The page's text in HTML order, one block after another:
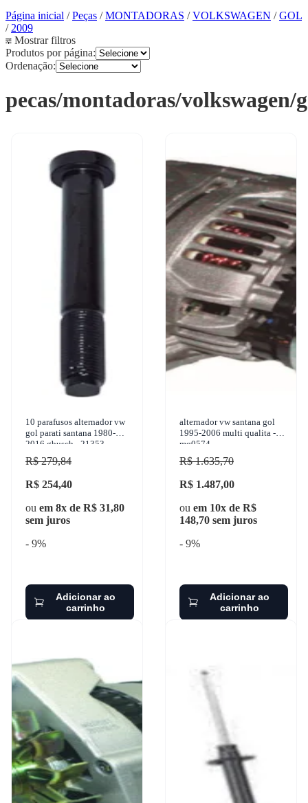
Página inicial /Peças /MONTADORAS /VOLKSWAGEN /GOL
/ 2009
Mostrar filtros
Produtos por página:
Ordenação:
pecas/montadoras/volkswagen/
10 parafusos alternador vw
gol parati santana 1980-
2016 gbusch - 21353
R$ 279,84
R$ 254,40
ou em 8x de R$ 31,80
sem juros
- 9%
Adicionar ao
carrinho
alternador vw santana gol
1995-2006 multi qualita -
mq0574
R$ 1.635,70
R$ 1.487,00
ou em 10x de R$
148,70 sem juros
- 9%
Adicionar ao
carrinho